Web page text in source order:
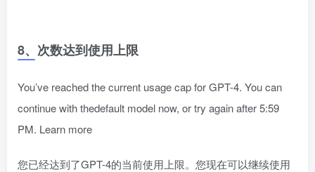
8、次数达到使用上限
You’ve reached the current usage cap for GPT-4. You can
continue with thedefault model now, or try again after 5:59
PM. Learn more
您已经达到了GPT-4的当前使用上限。您现在可以继续使用